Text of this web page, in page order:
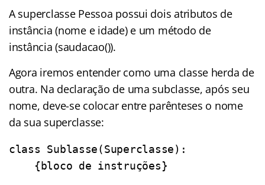
A superclasse Pessoa possui dois atributos de
instância (nome e idade) e um método de
instância (saudacao()).
Agora iremos entender como uma classe herda de
outra. Na declaração de uma subclasse, após seu
nome, deve-se colocar entre parênteses o nome
da sua superclasse:
class Sublasse(Superclasse):
    {bloco de instruções}